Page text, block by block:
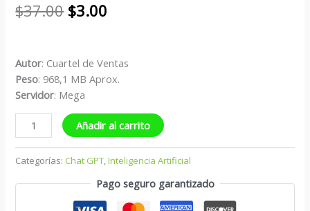
$37.00 $3.00
Autor: Cuartel de Ventas
Peso: 968,1 MB Aprox.
Servidor: Mega
Añadir al carrito
Categorías: Chat GPT,Inteligencia Artificial
Pago seguro garantizado